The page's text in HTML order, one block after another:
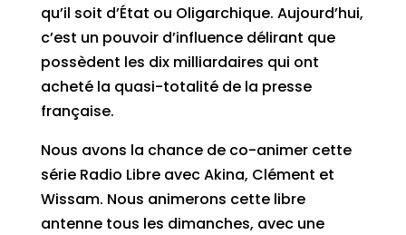
qu’il soit d’État ou Oligarchique. Aujourd’hui,
c’est un pouvoir d’influence délirant que
possèdent les dix milliardaires qui ont
acheté la quasi-totalité de la presse
française.
Nous avons la chance de co-animer cette
série Radio Libre avec Akina, Clément et
Wissam. Nous animerons cette libre
antenne tous les dimanches, avec une